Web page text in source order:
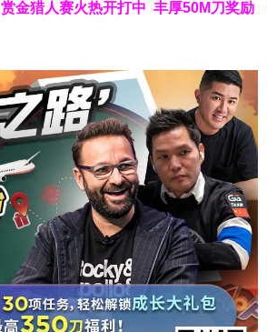
赏金猎人赛火热开打中 丰厚50M刀奖励